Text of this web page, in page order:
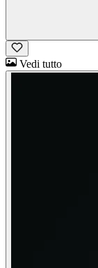
Vedi tutto